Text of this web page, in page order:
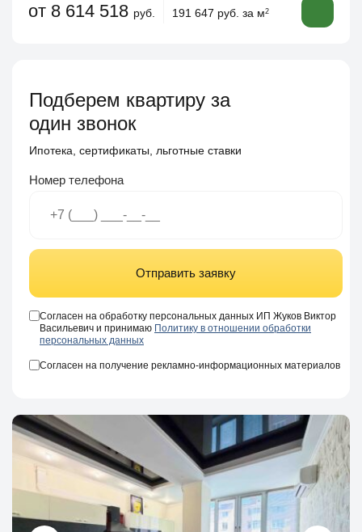
от 8 614 518 руб. 191 647 руб. за м2
Подберем квартиру за
один звонок
Ипотека, сертификаты, льготные ставки
Номер телефона
Отправить заявку
Согласен на обработку персональных данных ИП Жуков Виктор
Васильевич и принимаю Политику в отношении обработки
персональных данных
Согласен на получение рекламно-информационных материалов